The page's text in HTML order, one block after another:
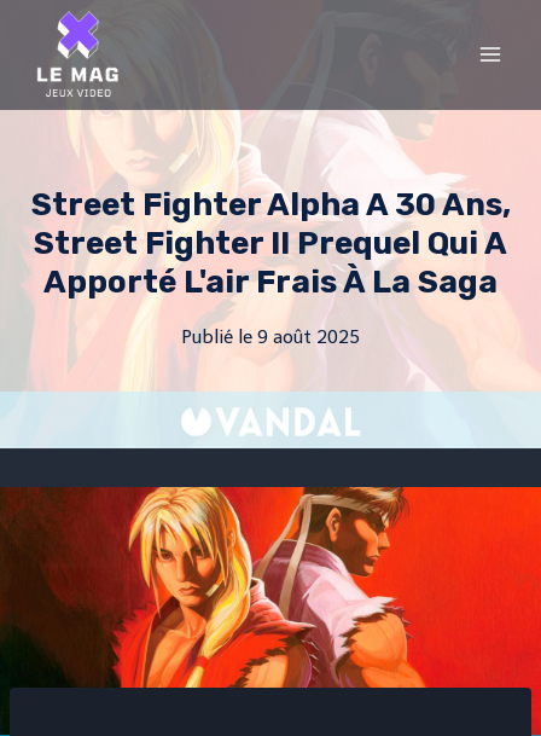
content
Street Fighter Alpha A 30 Ans,
Street Fighter II Prequel Qui A
Apporté L'air Frais À La Saga
Publié le 9 août 2025